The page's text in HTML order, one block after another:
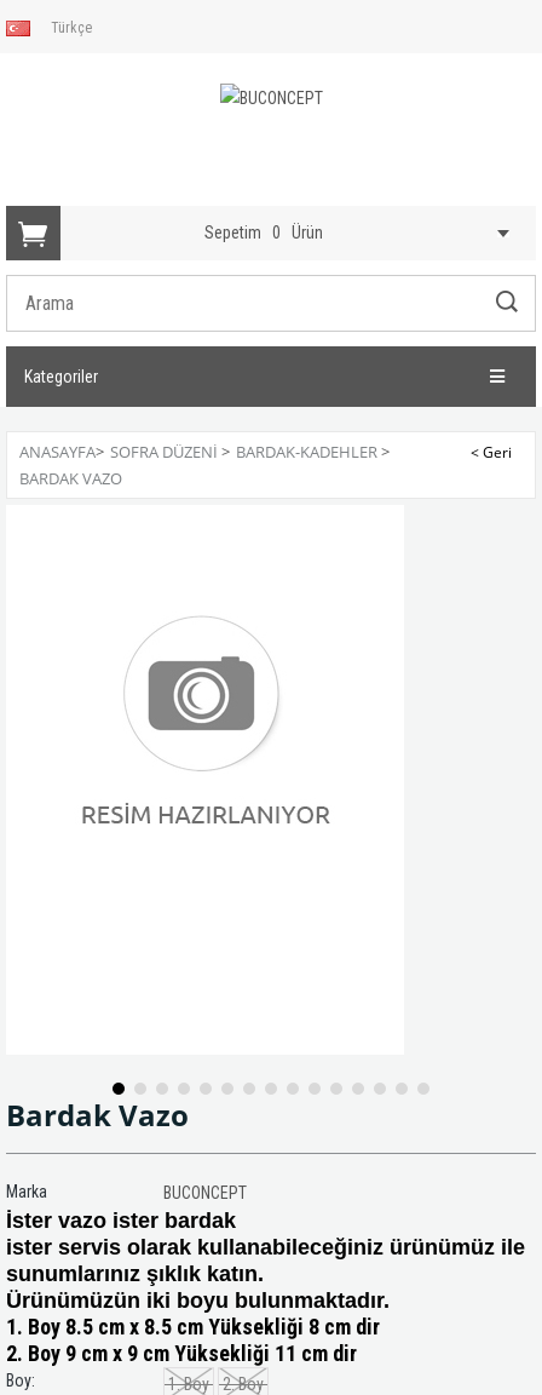
Türkçe
Sepetim 0 Ürün
Kategoriler
ANASAYFA> SOFRA DÜZENI > BARDAK-KADEHLER>
BARDAK VAZO
Bardak Vazo
Marka BUCONCEPT
İster vazo ister bardak
ister servis olarak kullanabileceğiniz ürünümüz ile
sunumlarınız şıklık katın.
Ürünümüzün iki boyu bulunmaktadır.
1. Boy 8.5 cm x 8.5 cm Yüksekliği 8 cm dir
2. Boy 9 cm x 9 cm Yüksekliği 11 cm dir
Boy: 1. Boy 2. Boy